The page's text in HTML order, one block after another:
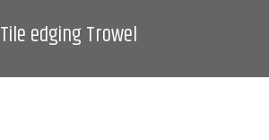
Tile edging Trowel